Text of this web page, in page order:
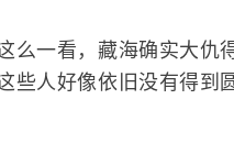
么一看，藏海确实大仇
些人好像依旧没有得到